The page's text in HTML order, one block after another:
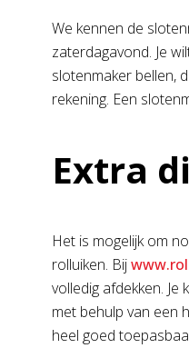
We kennen de
zaterdagavond. Je
slotenmaker bellen,
rekening. Een
Extra
Het is mogelijk om
rolluiken. Bij
volledig afdekken.
met behulp van een
heel goed